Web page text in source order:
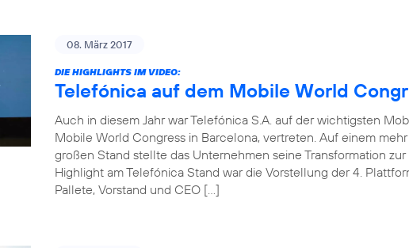
08. März 2017
DIE HIGHLIGHTS IM VIDEO:
Telefónica auf dem Mobile World
Auch in diesem Jahr war Telefónica S.A. auf der wichtigsten
Mobile World Congress in Barcelona, vertreten. Auf einem
großen Stand stellte das Unternehmen seine Transformation zur
Highlight am Telefónica Stand war die Vorstellung der 4.
Pallete, Vorstand und CEO […]